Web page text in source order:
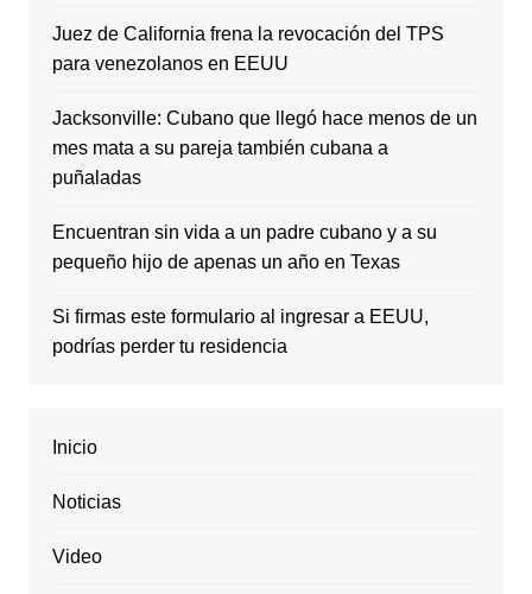
Juez de California frena la revocación del TPS
para venezolanos en EEUU
Jacksonville: Cubano que llegó hace menos de un
mes mata a su pareja también cubana a
puñaladas
Encuentran sin vida a un padre cubano y a su
pequeño hijo de apenas un año en Texas
Si firmas este formulario al ingresar a EEUU,
podrías perder tu residencia
Inicio
Noticias
Video